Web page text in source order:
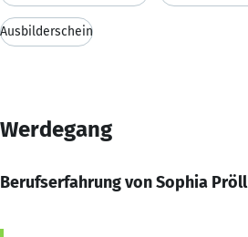
Ausbilderschein
Werdegang
Berufserfahrung von Sophia Pröll